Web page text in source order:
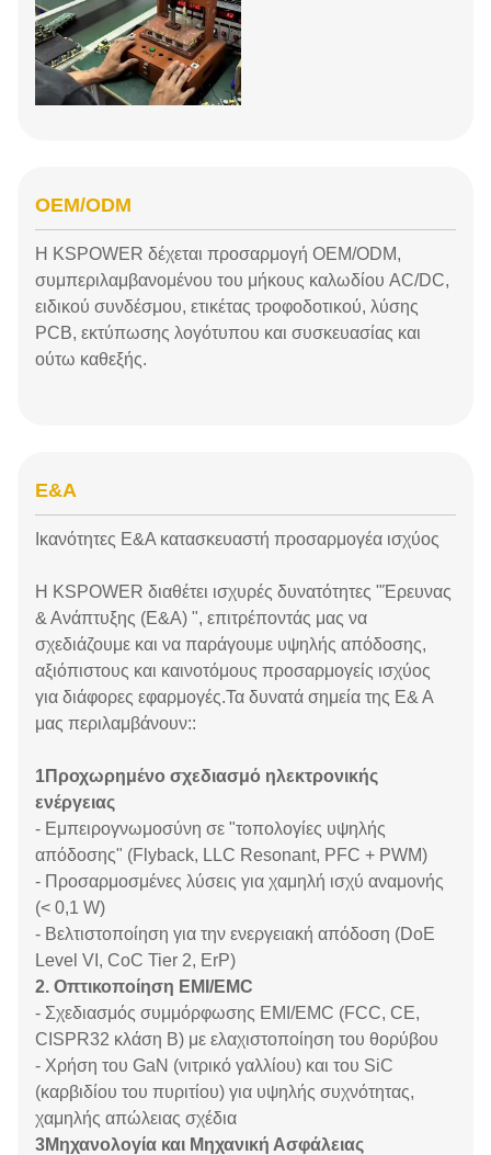
OEM/ODM
Η KSPOWER δέχεται προσαρμογή OEM/ODM,
συμπεριλαμβανομένου του μήκους καλωδίου AC/DC,
ειδικού συνδέσμου, ετικέτας τροφοδοτικού, λύσης
PCB, εκτύπωσης λογότυπου και συσκευασίας και
ούτω καθεξής.
Ε&Α
Ικανότητες Ε&Α κατασκευαστή προσαρμογέα ισχύος
Η KSPOWER διαθέτει ισχυρές δυνατότητες "Έρευνας
& Ανάπτυξης (Ε&Α) ", επιτρέποντάς μας να
σχεδιάζουμε και να παράγουμε υψηλής απόδοσης,
αξιόπιστους και καινοτόμους προσαρμογείς ισχύος
για διάφορες εφαρμογές.Τα δυνατά σημεία της Ε& Α
μας περιλαμβάνουν::
1Προχωρημένο σχεδιασμό ηλεκτρονικής
ενέργειας
- Εμπειρογνωμοσύνη σε "τοπολογίες υψηλής
απόδοσης" (Flyback, LLC Resonant, PFC + PWM)
- Προσαρμοσμένες λύσεις για χαμηλή ισχύ αναμονής
(< 0,1 W)
- Βελτιστοποίηση για την ενεργειακή απόδοση (DoE
Level VI, CoC Tier 2, ErP)
2. Οπτικοποίηση EMI/EMC
- Σχεδιασμός συμμόρφωσης EMI/EMC (FCC, CE,
CISPR32 κλάση Β) με ελαχιστοποίηση του θορύβου
- Χρήση του GaN (νιτρικό γαλλίου) και του SiC
(καρβιδίου του πυριτίου) για υψηλής συχνότητας,
χαμηλής απώλειας σχέδια
3Μηχανολογία και Μηχανική Ασφάλειας